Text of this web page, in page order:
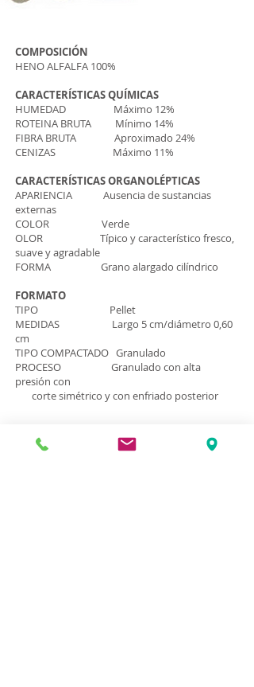
COMPOSICIÓN
HENO ALFALFA 100%
CARACTERÍSTICAS QUÍMICAS
HUMEDAD Máximo 12%
ROTEINA BRUTA Mínimo 14%
FIBRA BRUTA Aproximado 24%
CENIZAS Máximo 11%
CARACTERÍSTICAS ORGANOLÉPTICAS
APARIENCIA Ausencia de sustancias
externas
COLOR Verde
OLOR Típico y característico fresco,
suave y agradable
FORMA Grano alargado cilíndrico
FORMATO
TIPO Pellet
MEDIDAS Largo 5 cm/diámetro 0,60
cm
TIPO COMPACTADO Granulado
PROCESO Granulado con alta
presión con
corte simétrico y con enfriado posterior
Descargar Ficha Técnica